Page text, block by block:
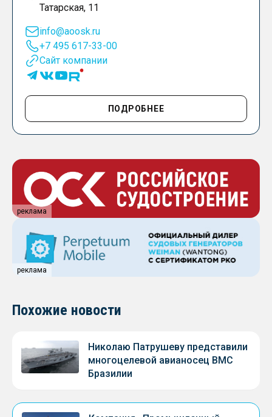
Татарская, 11
info@aoosk.ru
+7 495 617-33-00
Сайт компании
ПОДРОБНЕЕ
реклама
реклама
Похожие новости
Николаю Патрушеву представили
многоцелевой авианосец ВМС
Бразилии